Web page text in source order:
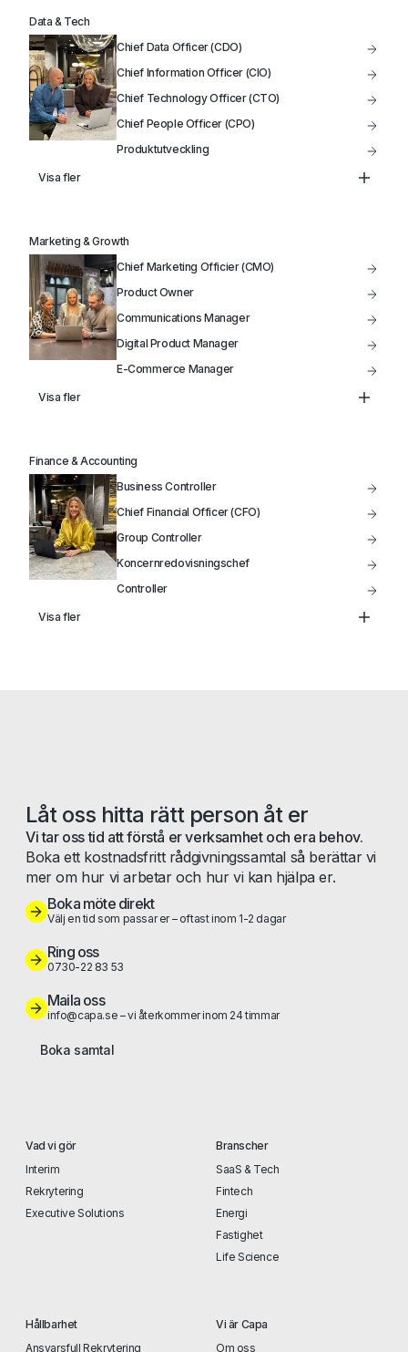
Data & Tech
Chief Data Officer (CDO)
Chief Information Officer (CIO)
Chief Technology Officer (CTO)
Chief People Officer (CPO)
Produktutveckling
IT-Driftansvarig
Visa fler
Marketing & Growth
Chief Marketing Officier (CMO)
Product Owner
Communications Manager
Digital Product Manager
E-Commerce Manager
Säljchef
Visa fler
Finance & Accounting
Business Controller
Chief Financial Officer (CFO)
Group Controller
Koncernredovisningschef
Controller
Visa fler
Låt oss hitta rätt person åt er
Vi tar oss tid att förstå er verksamhet och era behov.
Boka ett kostnadsfritt rådgivningssamtal så berättar vi
mer om hur vi arbetar och hur vi kan hjälpa er.
Boka möte direkt
Välj en tid som passar er – oftast inom 1-2 dagar
Ring oss
0730-22 83 53
Maila oss
info@capa.se – vi återkommer inom 24 timmar
Boka samtal
Vad vi gör
Interim
Rekrytering
Executive Solutions
Branscher
SaaS & Tech
Fintech
Energi
Fastighet
Life Science
Hållbarhet
Ansvarsfull Rekrytering
Vi är Capa
Om oss